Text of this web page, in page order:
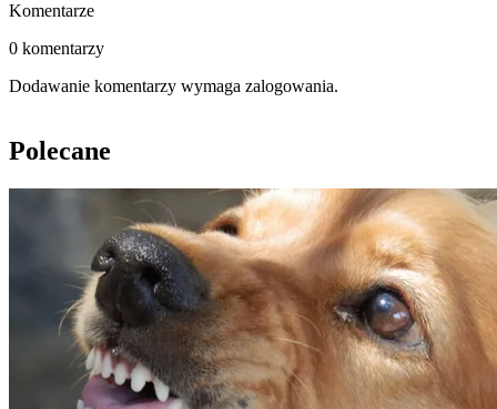
Komentarze
0 komentarzy
Dodawanie komentarzy wymaga zalogowania.
Polecane